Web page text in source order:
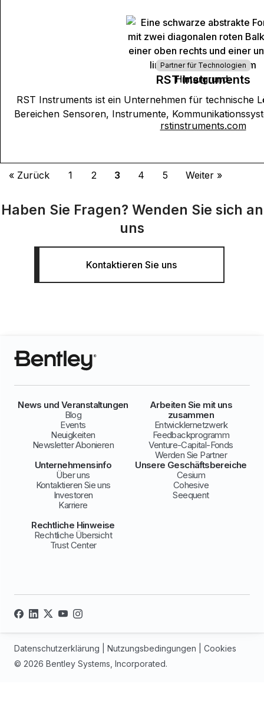
Partner für Technologien
RST Instruments
RST Instruments ist ein Unternehmen für technische
Bereichen Sensoren, Instrumente,
rstinstruments.com
« Zurück 1 2 3 4 5 Weiter »
Haben Sie Fragen? Wenden Sie sich an
uns
Kontaktieren Sie uns
News und Veranstaltungen
Blog
Events
Neuigkeiten
Newsletter Abonieren
Arbeiten Sie mit uns
zusammen
Entwicklernetzwerk
Feedbackprogramm
Venture-Capital-Fonds
Werden Sie Partner
Unternehmensinfo
Über uns
Kontaktieren Sie uns
Investoren
Karriere
Unsere Geschäftsbereiche
Cesium
Cohesive
Seequent
Rechtliche Hinweise
Rechtliche Übersicht
Trust Center
© 2026 Bentley Systems, Incorporated.
Datenschutzerklärung Nutzungsbedingungen Cookies